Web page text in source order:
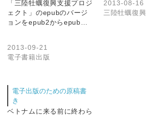
「三陸牡蠣復興支援プロジ
ェクト」のepubのバージ
ョンをepub2からepub…
2013-09-21
電子書籍出版
2013-08-16
三陸牡蠣復興
電子出版のための原稿書
き
ベトナムに来る前に終わら